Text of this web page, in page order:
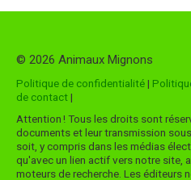
© 2026 Animaux Mignons
Politique de confidentialité|
de contact|
Attention ! Tous les droits sont
documents et leur transmission
soit, y compris dans les médias
qu'avec un lien actif vers notre site,
moteurs de recherche. Les éditeurs